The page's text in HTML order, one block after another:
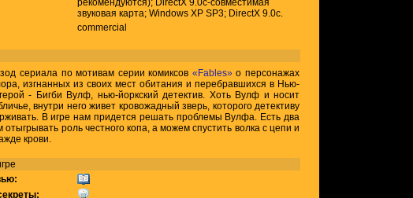
рекомендуются); DirectX 9.0c-совместимая
звуковая карта; Windows XP SP3; DirectX 9.0c.
commercial
сериала по мотивам серии комиксов «Fables»о персонажах
изгнанных из своих мест обитания и перебравшихся в Нью-
- Бигби Вулф, нью-йоркский детектив. Хоть Вулф и носит
внутри него живет кровожадный зверь, которого детективу
В игре нам придется решать проблемы Вулфа. Есть два
роль честного копа, а можем спустить волка с цепи и
крови.